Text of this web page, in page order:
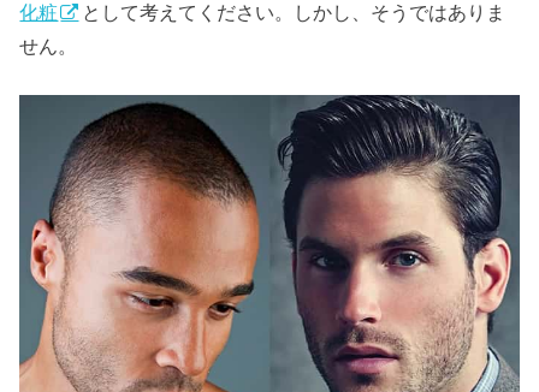
化粧
として考えてください。しかし、そうではありま
せん。